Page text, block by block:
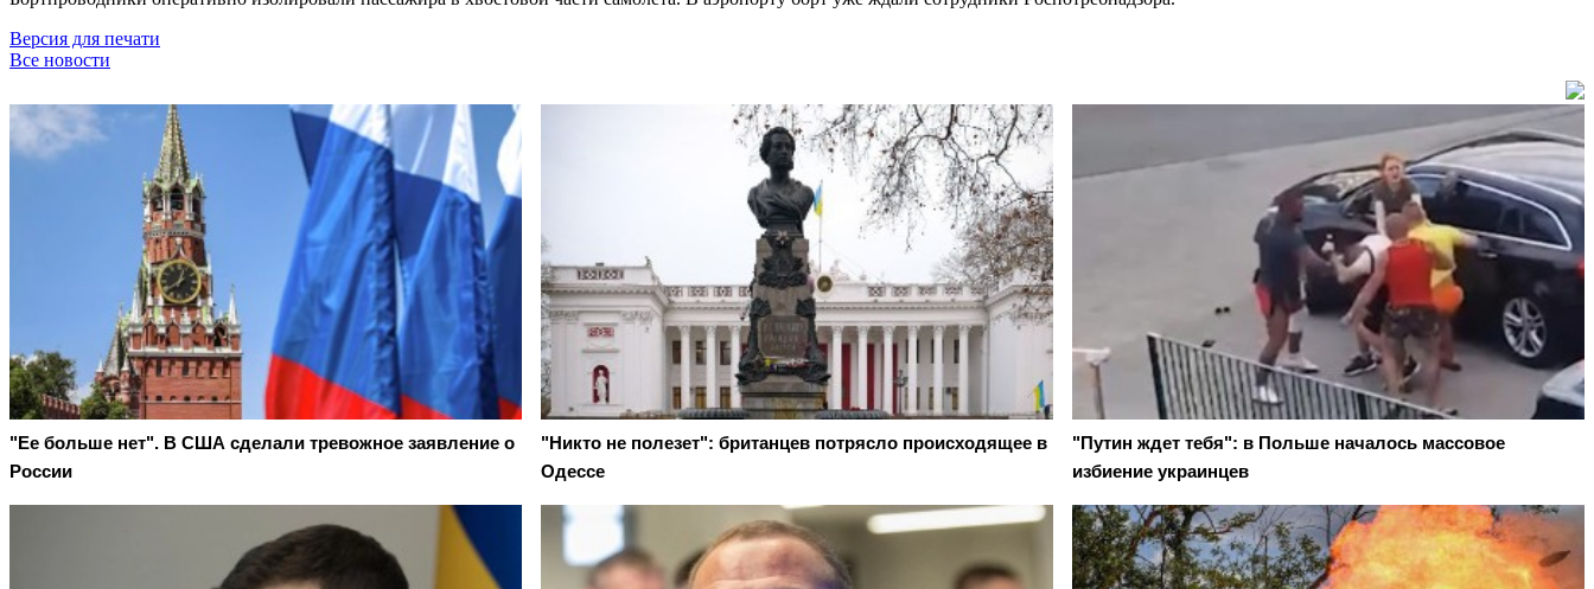
Версия для печати
Все новости
"Ее больше нет". В США сделали тревожное заявление о
России
"Никто не полезет": британцев потрясло происходящее в
Одессе
"Путин ждет тебя": в Польше началось массовое
избиение украинцев